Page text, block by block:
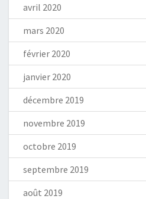
avril 2020
mars 2020
février 2020
janvier 2020
décembre 2019
novembre 2019
octobre 2019
septembre 2019
août 2019